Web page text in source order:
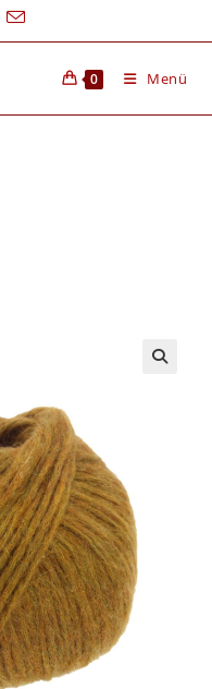
0 Menü